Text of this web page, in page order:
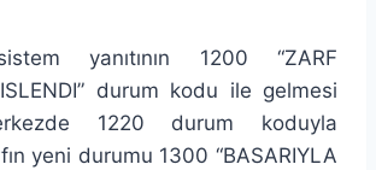
yanıtının 1200 “ZARF
durum kodu ile gelmesi
1220 durum koduyla
yeni durumu 1300 “BASARIYLA